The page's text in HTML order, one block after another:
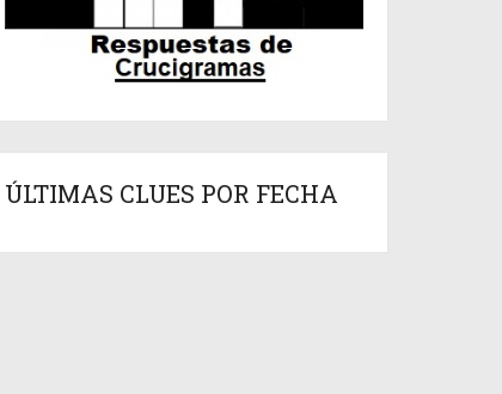
ÚLTIMAS CLUES POR FECHA